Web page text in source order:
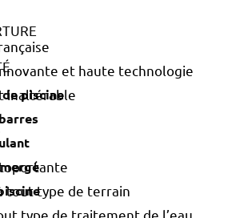
piscine
et haute technologie
inaltérable
tout type de terrain
type de traitement de l’eau